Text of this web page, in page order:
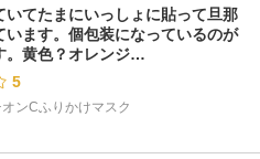
いてたまにいっしょに貼って旦那
います。個包装になっているのが
。黄色？オレンジ…
5
ンCふりかけマスク